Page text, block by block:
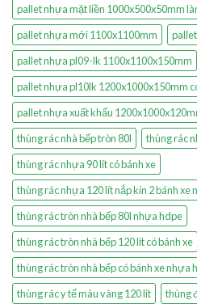
pallet nhựa mặt liền 1000x500x50mm
pallet nhựa mới 1100x1100mm
pallet nhựa pl09-lk 1100x1100x150mm
pallet nhựa pl10lk 1200x1000x150mm
pallet nhựa xuất khẩu
thùng rác nhà bếp tròn 80l
thùng rác
thùng rác nhựa 90 lít có bánh xe
thùng rác nhựa 120 lít nắp kín 2 bánh xe
thùng rác tròn nhà bếp 80l nhựa hdpe
thùng rác tròn nhà bếp 120 lít có bánh xe
thùng rác tròn nhà bếp có bánh xe nhựa
thùng rác y tế màu vàng 120 lít
thùng